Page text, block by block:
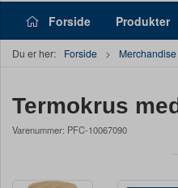
Forside Produkter
Du er her: Forside Merchandise
Termokrus
Varenummer: PFC-10067090